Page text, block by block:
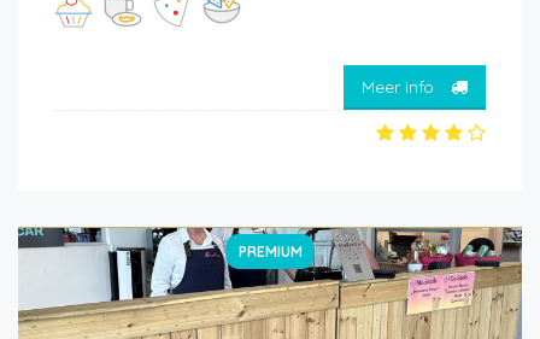
Meer info
PREMIUM